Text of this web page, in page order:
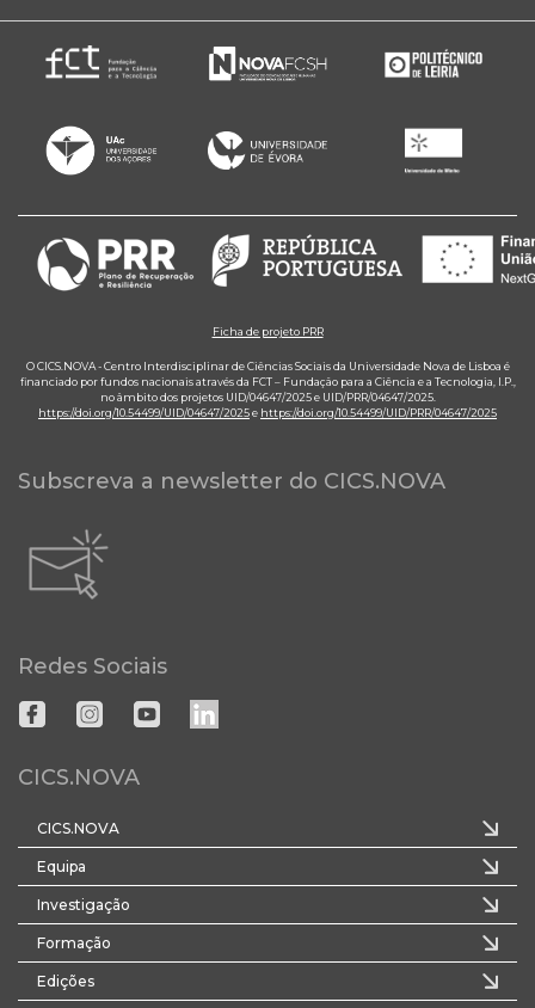
Ficha de projeto PRR
O CICS.NOVA - Centro Interdisciplinar de Ciências Sociais da Universidade Nova de Lisboa é
financiado por fundos nacionais através da FCT – Fundação para a Ciência e a Tecnologia, I.P.,
no âmbito dos projetos UID/04647/2025 e UID/PRR/04647/2025.
https://doi.org/10.54499/UID/04647/2025e https://doi.org/10.54499/UID/PRR/04647/2025
Subscreva a newsletter do CICS.NOVA
Redes Sociais
CICS.NOVA
CICS.NOVA
Equipa
Investigação
Formação
Edições